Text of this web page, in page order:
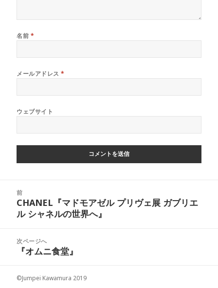
名前 *
メールアドレス*
ウェブサイト
前
前
の
稿:
CHANEL『マドモアゼル プリヴェ展 ガブリエ
ル シャネルの世界へ』
次ページへ
次
投
『オムニ食堂』
©Jumpei Kawamura 2019